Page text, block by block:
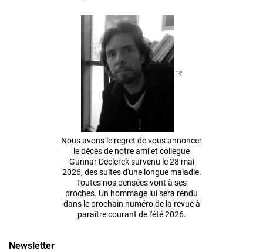
Nous avons le regret de vous annoncer
le décès de notre ami et collègue
Gunnar Declerck survenu le 28 mai
2026, des suites d'une longue maladie.
Toutes nos pensées vont à ses
proches. Un hommage lui sera rendu
dans le prochain numéro de la revue à
paraître courant de l'été 2026.
Newsletter